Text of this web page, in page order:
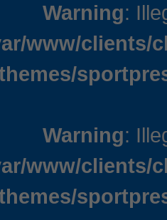
Warning:
www/clients/
Warning:
www/clients/